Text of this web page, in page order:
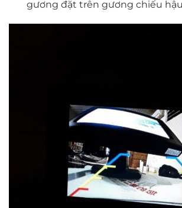
gương đặt trên gương chiếu